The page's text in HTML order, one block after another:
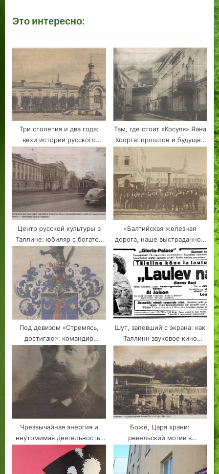
записям
v
i
o
P
o
s
t
x
t
P
t
:
Это интересно:
Три столетия и два года:
вехи истории русского
образования в Таллинне
Там, где стоит «Косуля» Яана
Коорта: прошлое и будущее
таллинского сквера на
Центр русской культуры в
Таллине: юбиляр с богатой
историей
«Балтийская железная
дорога, наше выстраданное
дитя»
Под девизом «Стремясь,
достигаю»: командир
Ревельского порта адмирал
Вульф
Шут, запевший с экрана: как
Таллинн звуковое кино
смотрел
Чрезвычайная энергия и
неутомимая деятельность:
Сергей Шаховской,
эстляндский губернатор
Боже, Царя храни:
ревельский мотив в
творчестве композитора
Алексея Львова